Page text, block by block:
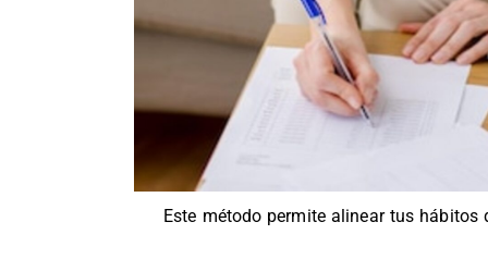
Este método permite alinear tus hábitos